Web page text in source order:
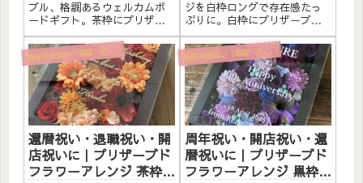
ル〉文字入れ
プル、格調あるウェルカムボ
ードギフト。茶枠にプリザー
ブドフラワーと造花をたっぷ
りアレンジしました。アクリ
ルプレートへのメッセージ入
れ無料。自立するので壁かけ
でも置き型でも飾れます。こ
んな方へウェルカムボードと
して喜...
ジ〉文字入れ
ジを白枠ロングで存在感たっ
ぷりに。白枠にプリザーブド
フラワーと造花をたっぷりア
レンジしました。アクリルプ
レートへのメッセージ入れ無
料。自立するので壁かけでも
置き型でも飾れます。こんな
方へ米寿祝い（88歳）・長寿
のお...
長寿のお祝い（還暦・古希・喜寿・米寿）
還暦祝い・退職祝い・開
店祝いに｜プリザーブド
フラワーアレンジ 茶枠
長寿のお祝い（還暦・古希・喜寿・米寿）
周年祝い・開店祝い・還
暦祝いに｜プリザーブド
フラワーアレンジ 黒枠